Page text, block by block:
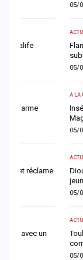
05/08/2026 à 13:03
ACTUALITÉ À LA UNE
Flambée du
subventions,
05/08/2026 à 09:28
Insécurité routière
Magal zéro
05/08/2026 à 08:57
ACTUALITÉ À LA UNE
Diourbel : un
jeune mère
05/08/2026 à 08:49
ACTUALITÉ À LA UNE
Touba renforce
commissariat de
05/08/2026 à 08:42